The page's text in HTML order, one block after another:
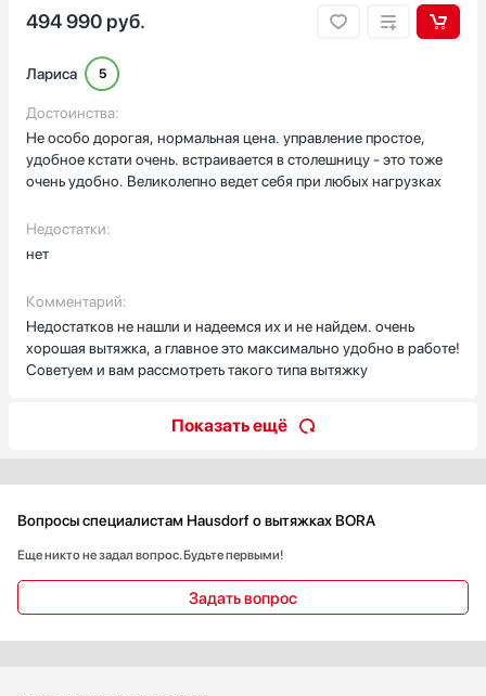
494 990 руб.
Лариса 5
Достоинства:
Не особо дорогая, нормальная цена. управление простое,
удобное кстати очень. встраивается в столешницу - это тоже
очень удобно. Великолепно ведет себя при любых нагрузках
Недостатки:
нет
Комментарий:
Недостатков не нашли и надеемся их и не найдем. очень
хорошая вытяжка, а главное это максимально удобно в работе!
Советуем и вам рассмотреть такого типа вытяжку
Показать ещё
Вопросы специалистам Hausdorf о вытяжках BORA
Еще никто не задал вопрос. Будьте первыми!
Задать вопрос